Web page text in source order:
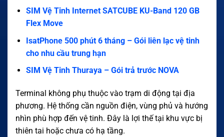
SIM Vệ Tinh Internet SATCUBE KU-Band 120 GB
Flex Move
IsatPhone 500 phút 6 tháng – Gói liên lạc vệ tinh
cho nhu cầu trung hạn
SIM Vệ Tinh Thuraya – Gói trả trước NOVA
Terminal không phụ thuộc vào trạm di động tại địa
phương. Hệ thống cần nguồn điện, vùng phủ và hướng
nhìn phù hợp đến vệ tinh. Đây là lợi thế tại khu vực bị
thiên tai hoặc chưa có hạ tầng.